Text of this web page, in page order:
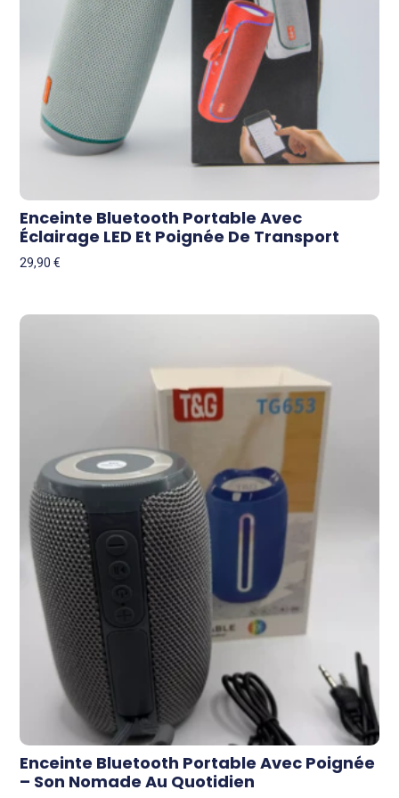
Enceinte Bluetooth Portable Avec
Éclairage LED Et Poignée De Transport
29,90€
Enceinte Bluetooth Portable Avec Poignée
– Son Nomade Au Quotidien